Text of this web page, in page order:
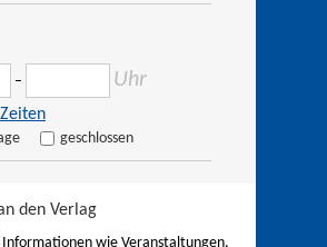
– Uhr
geschlossen
den Verlag
wie Veranstaltungen,